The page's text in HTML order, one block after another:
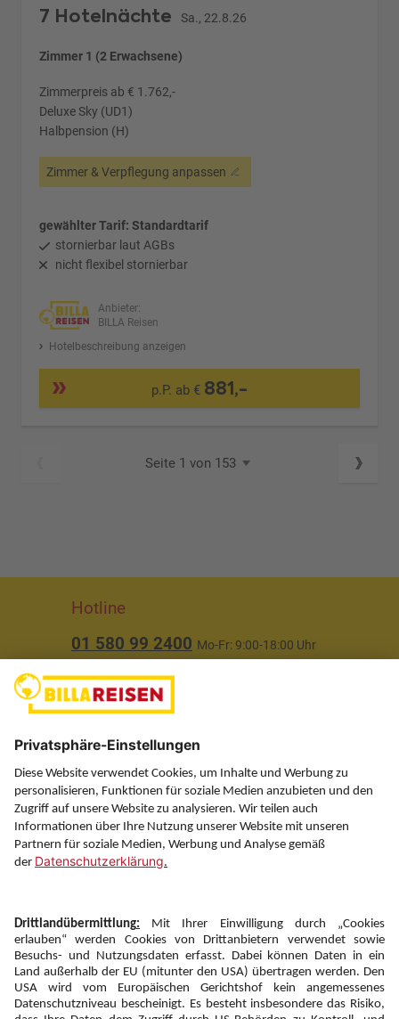
7 Hotelnächte Sa., 22.8.26
Zimmer 1 (2 Erwachsene)
Zimmerpreis ab € 1.762,-
Deluxe Sky (UD1)
Halbpension (H)
Zimmer & Verpflegung anpassen
gewählter Tarif: Standardtarif
stornierbar laut AGBs
nicht flexibel stornierbar
Anbieter:
BILLA Reisen
Hotelbeschreibung anzeigen
p.P. ab € 881,-
Seite 1 von 153
Hotline
01 580 99 2400 Mo-Fr: 9:00-18:00 Uhr
Über uns
Service
Information
Folgen Sie uns auf
Newsletter:
Anmelden